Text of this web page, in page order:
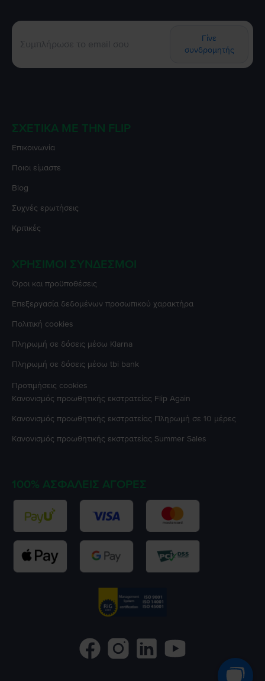
Γίνε
συνδρομητής
ΣΧΕΤΙΚΆ ΜΕ ΤΗΝ FLIP
Επικοινωνία
Ποιοι είμαστε
Blog
Συχνές ερωτήσεις
Κριτικές
ΧΡΉΣΙΜΟΙ ΣΎΝΔΕΣΜΟΙ
Όροι και προϋποθέσεις
Επεξεργασία δεδομένων προσωπικού χαρακτήρα
Πολιτική cookies
Πληρωμή σε δόσεις μέσω Klarna
Πληρωμή σε δόσεις μέσω tbi bank
Προτιμήσεις cookies
Κανονισμός προωθητικής εκστρατείας Flip Again
Κανονισμός προωθητικής εκστρατείας Πληρωμή σε 10 μέρες
Κανονισμός προωθητικής εκστρατείας Summer Sales
100% ΑΣΦΑΛΕΊΣ ΑΓΟΡΈΣ